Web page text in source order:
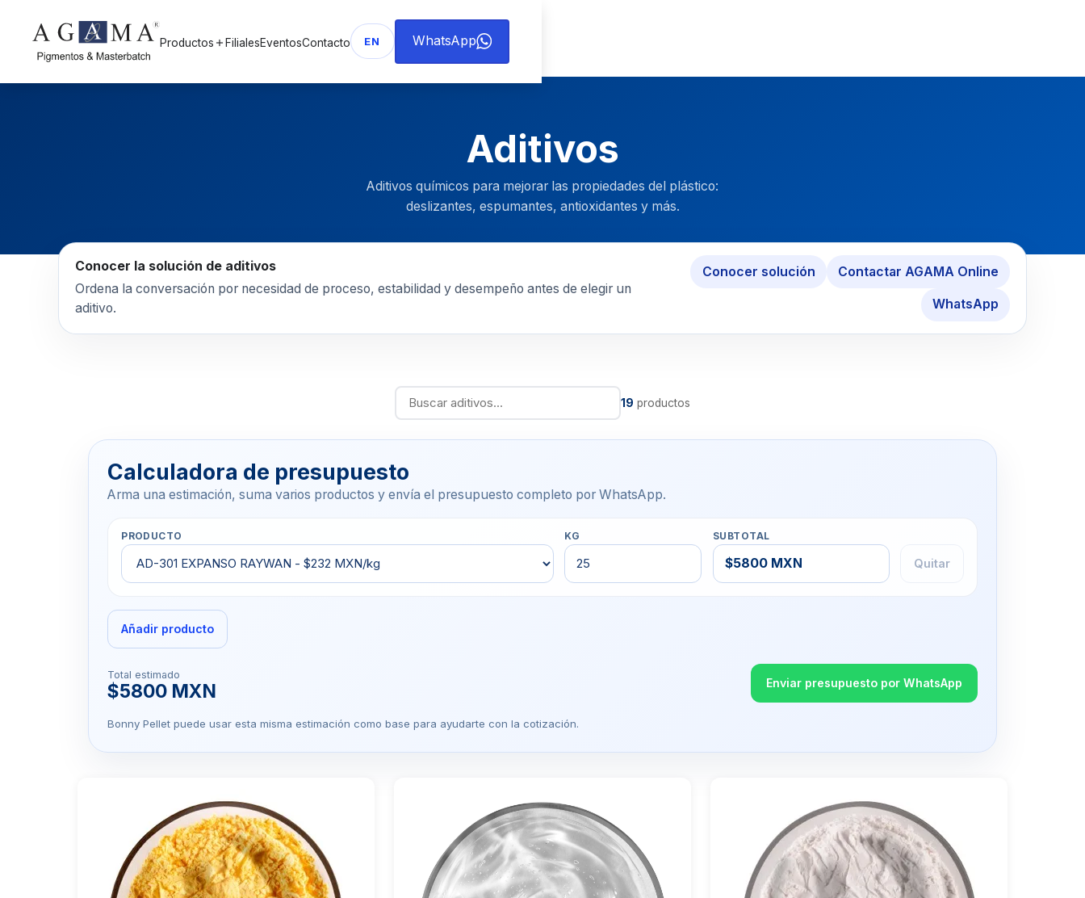
Productos add FilialesEventosContacto EN WhatsApp
Aditivos
Aditivos químicos para mejorar las propiedades del plástico:
deslizantes, espumantes, antioxidantes y más.
Conocer la solución de aditivos
Ordena la conversación por necesidad de proceso, estabilidad y desempeño antes de elegir un
aditivo.
Conocer solución Contactar AGAMA Online
WhatsApp
19 productos
Calculadora de presupuesto
Arma una estimación, suma varios productos y envía el presupuesto completo por WhatsApp.
PRODUCTO KG SUBTOTAL
$5800 MXN Quitar
Añadir producto
Total estimado
$5800 MXN Enviar presupuesto por WhatsApp
Bonny Pellet puede usar esta misma estimación como base para ayudarte con la cotización.